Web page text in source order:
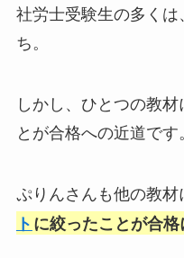
社労士受験生の多く
ち。
しかし、ひとつの教
とが合格への近道です。
ぷりんさんも他の教材
トに絞ったことが合格